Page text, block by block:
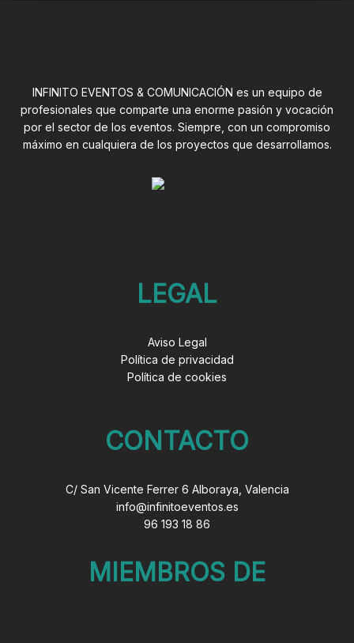
INFINITO EVENTOS & COMUNICACIÓN es un equipo de
profesionales que comparte una enorme pasión y vocación
por el sector de los eventos. Siempre, con un compromiso
máximo en cualquiera de los proyectos que desarrollamos.
LEGAL
Aviso Legal
Política de privacidad
Política de cookies
CONTACTO
C/ San Vicente Ferrer 6 Alboraya, Valencia
info@infinitoeventos.es
96 193 18 86
MIEMBROS DE